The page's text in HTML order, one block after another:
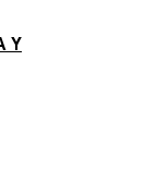
Y